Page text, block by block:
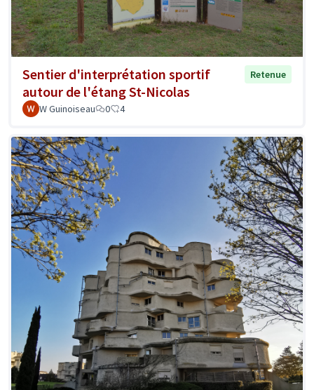
Sentier d'interprétation sportif
autour de l'étang St-Nicolas
Retenue
W Guinoiseau 0 4